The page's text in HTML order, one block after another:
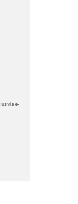
via e-